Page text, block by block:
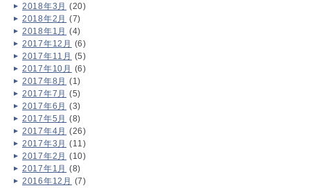
2018年3月 (20)
2018年2月 (7)
2018年1月 (4)
2017年12月 (6)
2017年11月 (5)
2017年10月 (6)
2017年8月 (1)
2017年7月 (5)
2017年6月 (3)
2017年5月 (8)
2017年4月 (26)
2017年3月 (11)
2017年2月 (10)
2017年1月 (8)
2016年12月 (7)